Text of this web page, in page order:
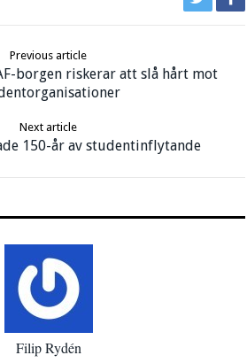
Previous article
borgen riskerar att slå hårt mot
Next article
150-år av studentinflytande
Filip Rydén